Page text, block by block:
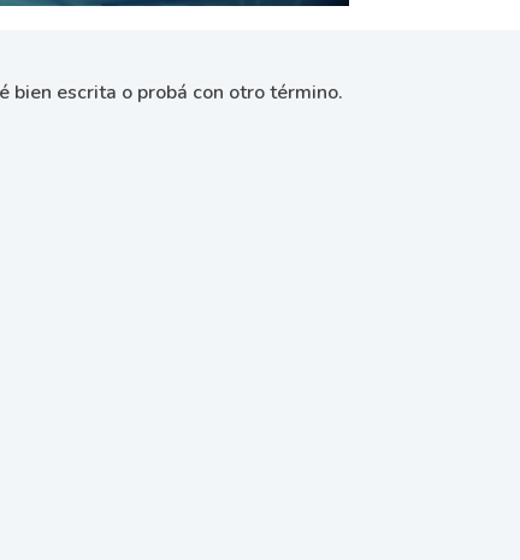
bien escrita o probá con otro término.